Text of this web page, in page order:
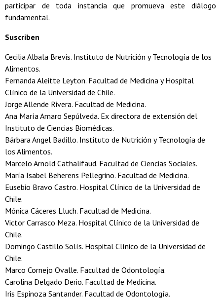
participar de toda instancia que promueva este diálogo
fundamental.
Suscriben
Cecilia Albala Brevis. Instituto de Nutrición y Tecnología de los
Alimentos.
Fernanda Aleitte Leyton. Facultad de Medicina y Hospital
Clínico de la Universidad de Chile.
Jorge Allende Rivera. Facultad de Medicina.
Ana María Amaro Sepúlveda. Ex directora de extensión del
Instituto de Ciencias Biomédicas.
Bárbara Angel Badillo. Instituto de Nutrición y Tecnología de
los Alimentos.
Marcelo Arnold Cathalifaud. Facultad de Ciencias Sociales.
María Isabel Beherens Pellegrino. Facultad de Medicina.
Eusebio Bravo Castro. Hospital Clínico de la Universidad de
Chile.
Mónica Cáceres Lluch. Facultad de Medicina.
Victor Carrasco Meza. Hospital Clínico de la Universidad de
Chile.
Domingo Castillo Solís. Hospital Clínico de la Universidad de
Chile.
Marco Cornejo Ovalle. Facultad de Odontología.
Carolina Delgado Derio. Facultad de Medicina.
Iris Espinoza Santander. Facultad de Odontología.